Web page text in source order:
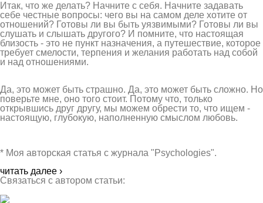
Итак, что же делать? Начните с себя. Начните задавать
себе честные вопросы: чего вы на самом деле хотите от
отношений? Готовы ли вы быть уязвимыми? Готовы ли вы
слушать и слышать другого? И помните, что настоящая
близость - это не пункт назначения, а путешествие, которое
требует смелости, терпения и желания работать над собой
и над отношениями.
Да, это может быть страшно. Да, это может быть сложно. Но
поверьте мне, оно того стоит. Потому что, только
открывшись друг другу, мы можем обрести то, что ищем -
настоящую, глубокую, наполненную смыслом любовь.
* Моя авторская статья с журнала "Psychologies".
читать далее ›
Связаться с автором статьи: